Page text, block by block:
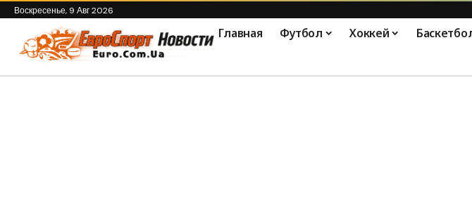
Воскресенье, 9 Авг 2026
Главная Футбол Хоккей